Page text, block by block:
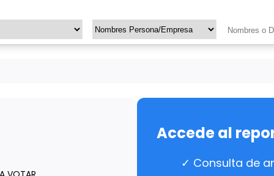
Accede al
✓ Consulta de